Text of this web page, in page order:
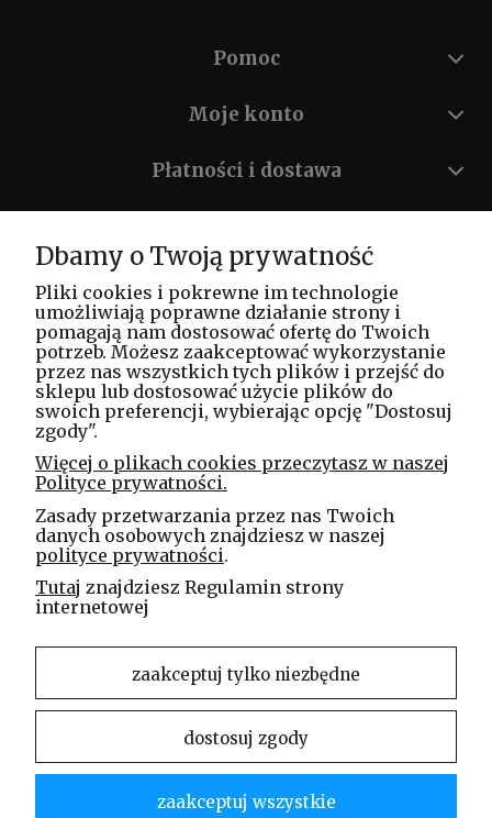
Pomoc
Moje konto
Płatności i dostawa
O nas
Masz pytania? Zadzwoń!
tel. kom. 730 994 188
Spółka Jawna
ul. Technologiczna 44
35-213 Rzeszów
e-mail
sklep@elinea.com.pl
Właścicielem niniejszej witryny internetowej jest firma Linea Jakubczyk – Kłeczek Spółka
zgody właściciela strony.
Dbamy o Twoją prywatność
Pliki cookies i pokrewne im technologie
umożliwiają poprawne działanie strony i
pomagają nam dostosować ofertę do Twoich
potrzeb. Możesz zaakceptować wykorzystanie
przez nas wszystkich tych plików i przejść do
sklepu lub dostosować użycie plików do
swoich preferencji, wybierając opcję "Dostosuj
zgody".
Więcej o plikach cookies przeczytasz w naszej
Polityce prywatności.
Zasady przetwarzania przez nas Twoich
danych osobowych znajdziesz w naszej
polityce prywatności.
Tutaj znajdziesz Regulamin strony
internetowej
zaakceptuj tylko niezbędne
dostosuj zgody
zaakceptuj wszystkie